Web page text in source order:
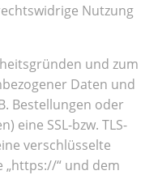
Nutzung
und zum
Daten und
Bestellungen oder
eine SSL-bzw. TLS-
verschlüsselte
„https://“ und dem